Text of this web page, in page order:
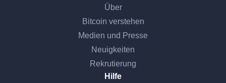
Über
Bitcoin verstehen
Medien und Presse
Neuigkeiten
Rekrutierung
Hilfe